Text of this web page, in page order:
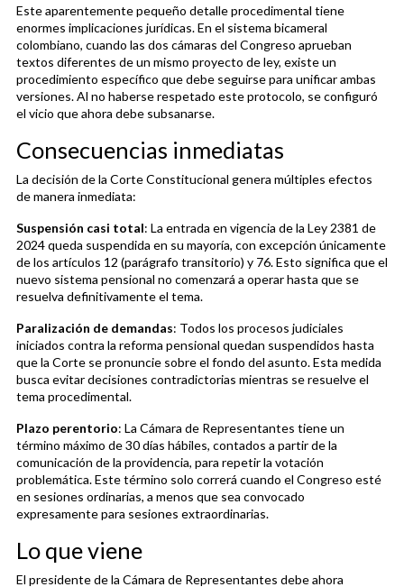
Este aparentemente pequeño detalle procedimental tiene
enormes implicaciones jurídicas. En el sistema bicameral
colombiano, cuando las dos cámaras del Congreso aprueban
textos diferentes de un mismo proyecto de ley, existe un
procedimiento específico que debe seguirse para unificar ambas
versiones. Al no haberse respetado este protocolo, se configuró
el vicio que ahora debe subsanarse.
Consecuencias inmediatas
La decisión de la Corte Constitucional genera múltiples efectos
de manera inmediata:
Suspensión casi total: La entrada en vigencia de la Ley 2381 de
2024 queda suspendida en su mayoría, con excepción únicamente
de los artículos 12 (parágrafo transitorio) y 76. Esto significa que el
nuevo sistema pensional no comenzará a operar hasta que se
resuelva definitivamente el tema.
Paralización de demandas: Todos los procesos judiciales
iniciados contra la reforma pensional quedan suspendidos hasta
que la Corte se pronuncie sobre el fondo del asunto. Esta medida
busca evitar decisiones contradictorias mientras se resuelve el
tema procedimental.
Plazo perentorio: La Cámara de Representantes tiene un
término máximo de 30 días hábiles, contados a partir de la
comunicación de la providencia, para repetir la votación
problemática. Este término solo correrá cuando el Congreso esté
en sesiones ordinarias, a menos que sea convocado
expresamente para sesiones extraordinarias.
Lo que viene
El presidente de la Cámara de Representantes debe ahora